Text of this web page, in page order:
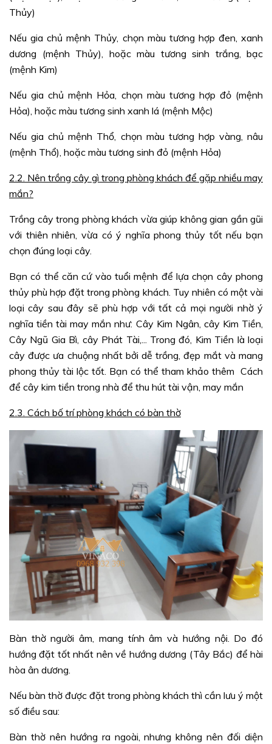
Thủy)
Nếu gia chủ mệnh Thủy, chọn màu tương hợp đen, xanh
dương (mệnh Thủy), hoặc màu tương sinh trắng, bạc
(mệnh Kim)
Nếu gia chủ mệnh Hỏa, chọn màu tương hợp đỏ (mệnh
Hỏa), hoặc màu tương sinh xanh lá (mệnh Mộc)
Nếu gia chủ mệnh Thổ, chọn màu tương hợp vàng, nâu
(mệnh Thổ), hoặc màu tương sinh đỏ (mệnh Hỏa)
2.2. Nên trồng cây gì trong phòng khách để gặp nhiều may
mắn?
Trồng cây trong phòng khách vừa giúp không gian gần gũi
với thiên nhiên, vừa có ý nghĩa phong thủy tốt nếu bạn
chọn đúng loại cây.
Bạn có thể căn cứ vào tuổi mệnh để lựa chọn cây phong
thủy phù hợp đặt trong phòng khách. Tuy nhiên có một vài
loại cây sau đây sẽ phù hợp với tất cả mọi người nhờ ý
nghĩa tiền tài may mắn như: Cây Kim Ngân, cây Kim Tiền,
Cây Ngũ Gia Bì, cây Phát Tài,... Trong đó, Kim Tiền là loại
cây được ưa chuộng nhất bởi dễ trồng, đẹp mắt và mang
phong thủy tài lộc tốt. Bạn có thể tham khảo thêm Cách
để cây kim tiền trong nhà để thu hút tài vận, may mắn
2.3. Cách bố trí phòng khách có bàn thờ
Bàn thờ người âm, mang tính âm và hướng nội. Do đó
hướng đặt tốt nhất nên về hướng dương (Tây Bắc) để hài
hòa ân dương.
Nếu bàn thờ được đặt trong phòng khách thì cần lưu ý một
số điều sau:
Bàn thờ nên hướng ra ngoài, nhưng không nên đối diện